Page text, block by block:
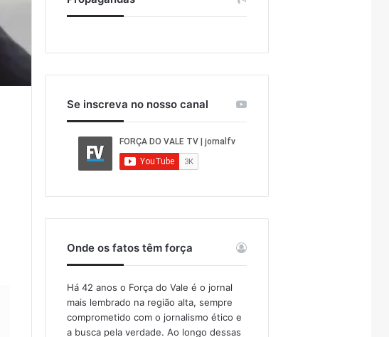
Se inscreva no nosso canal
Onde os fatos têm força
Há 42 anos o Força do Vale é o jornal
mais lembrado na região alta, sempre
comprometido com o jornalismo ético e
a busca pela verdade. Ao longo dessas